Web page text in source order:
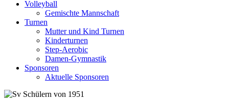
Volleyball
Gemischte Mannschaft
Turnen
Mutter und Kind Turnen
Kinderturnen
Step-Aerobic
Damen-Gymnastik
Sponsoren
Aktuelle Sponsoren